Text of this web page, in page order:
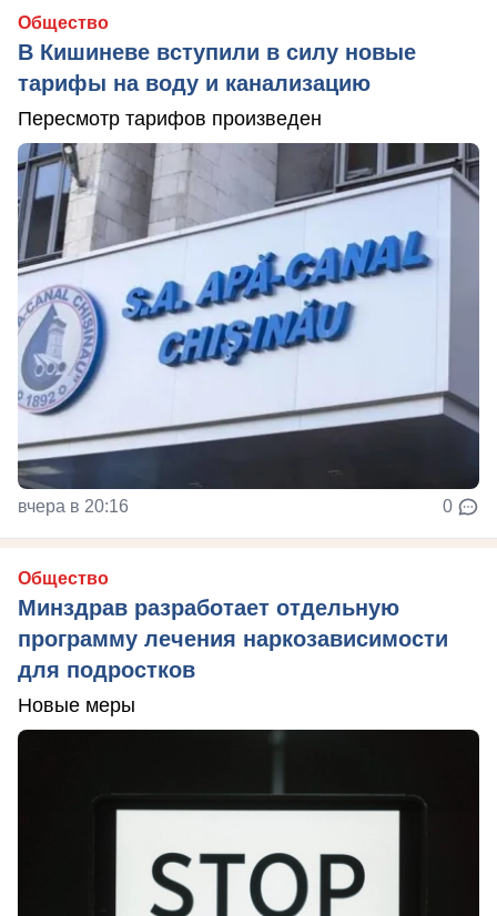
Общество
В Кишиневе вступили в силу новые
тарифы на воду и канализацию
Пересмотр тарифов произведен
вчера в 20:16 0
Общество
Минздрав разработает отдельную
программу лечения наркозависимости
для подростков
Новые меры